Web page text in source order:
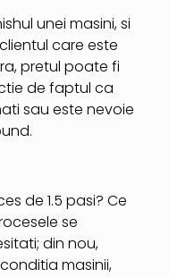
unei masini, si
care este
pretul poate fi
de faptul ca
sau este nevoie
de 1.5 pasi? Ce
se
din nou,
masinii,